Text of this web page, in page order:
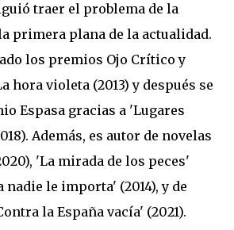
traer el problema de la
primera plana de la actualidad.
los premios Ojo Crítico y
hora violeta (2013) y después se
Espasa gracias a 'Lugares
Además, es autor de novelas
'La mirada de los peces'
nadie le importa' (2014), y de
la España vacía' (2021).